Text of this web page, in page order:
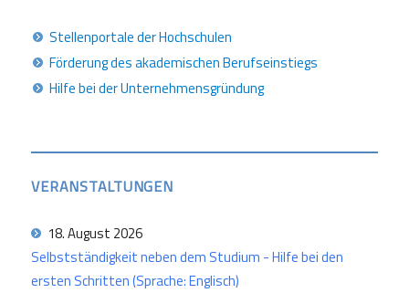
Stellenportale der Hochschulen
Förderung des akademischen Berufseinstiegs
Hilfe bei der Unternehmensgründung
VERANSTALTUNGEN
18. August 2026
Selbstständigkeit neben dem Studium - Hilfe bei den
ersten Schritten (Sprache: Englisch)